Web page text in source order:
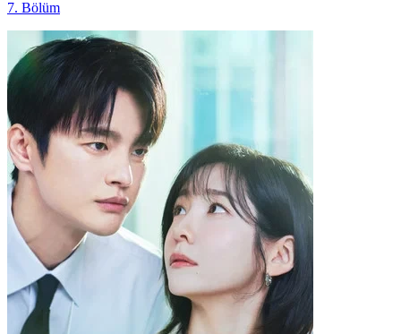
7. Bölüm